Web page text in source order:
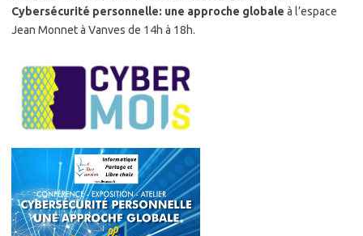
Cybersécurité personnelle: une approche globale à l’espace
Jean Monnet à Vanves de 14h à 18h.